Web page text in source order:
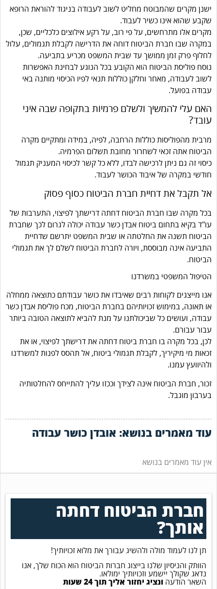
ישנן מקרים שהמבוטח מחליט לשוב לעבודה בניגוד להוראת הרופא
שקבע שהוא אינו כשיר לעבוד.
מקרים אלו מתרחשים, על פי רוב, על רקע אילוצים כלכליים, שכן,
במקרה שבו חברת הביטוח דוחה את הדרישה לקבלת תגמולים, עלול
לחלוף פרק זמן ממושך עד שבית המשפט מכריע בתביעה.
נוסח פוליסת הביטוח הוא הקובע בכל הנוגע לבחינת האפשרות
לשוב לעבודה, מאחר וחלקן כוללות תנאי לפיו הכיסוי מותנה באי
עבודה בפועל.
האם עלי להמשיך ולשלם פרמיות בתקופה שבה איני
עובד?
מרבית מהפוליסות כוללות הרחבה, לפיה, במידה ומתקיים מקרה
הביטוח אתה זכאי לשחרור מחובת תשלום הפרמיה.
כיסוי זה גם ניתן לרכישה לבדו, ללא כל קשר לכיסוי המעניק תגמול
חודשי במקרה של איבוד הכושר לעבוד.
אל תקבל את דחיית חברת הביטוח כסוף פסוק
בכל מקרה שבו חברת הביטוח דחתה דרישתך לפיצוי, התערבות של
עו"ד בקיא בתחום ביטוח אבדן כשר עבודה יכולה לגרום לכך שחברת
הביטוח תשנה את החלטתה או שבית המשפט יתרשם שדחיית
התביעה אינה מבוססת, ויורה לחברת הביטוח לשלם לך את תגמולי
הביטוח.
הטיפול המשפטי במשרדנו
אנו מייצגים לקוחות רבים שאיבדו את כושר עבודתם כתוצאה ממחלה
או תאונה, במימוש זכויותיהם בחברת הביטוח, מכח פוליסת אבדן כשר
עבודה, ועושים כל שביכולתנו על מנת להביא לתוצאה הטובה ביותר
עבור עבורם.
לכן, בכל מקרה בו חברת ביטוח דחתה את דרישתך לפיצוי, או את
זכאות מי מיקיריך, לקבלת תגמולי ביטוח, אל תהסס לפנות למשרדנו
ולהיוועץ עמנו.
זכור, חברת הביטוח אינה לצידך וככזו עליך להתייחס להחלטותיה
בערבון מוגבל.
עוד מאמרים בנושא: אובדן כושר עבודה
אין עוד מאמרים בנושא
חברת הביטוח דחתה
אותך?
תן לנו לעמוד מולה ולהשיג עבורך את מלוא זכויותיך!
הוותק והניסיון שלנו בייצוג חברות הביטוח הוא הכוח שלך, אנו
נדאג שקולך יישמע וזכויותיך ימולאו.
השאר הודעה ונציג יחזור אליך תוך 24 שעות